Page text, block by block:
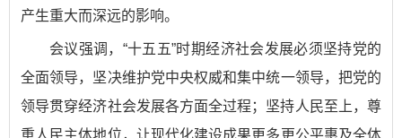
产生重大而深远的影响。
会议强调，“十五五”时期经济社会发展必须坚持党的
全面领导，坚决维护党中央权威和集中统一领导，把党的
领导贯穿经济社会发展各方面全过程；坚持人民至上，尊
重人民主体地位，让现代化建设成果更多更公平惠及全体